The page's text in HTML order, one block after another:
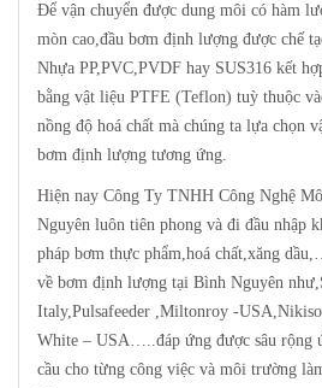
Để vận chuyển được dung môi có hàm
mòn cao,đầu bơm định lượng được chế
Nhựa PP,PVC,PVDF hay SUS316 kết
bằng vật liệu PTFE (Teflon) tuỳ thuộc
nồng độ hoá chất mà chúng ta lựa chọn
bơm định lượng tương ứng.
Hiện nay Công Ty TNHH Công Nghệ
Nguyên luôn tiên phong và đi đầu nhập
pháp bơm thực phẩm,hoá chất,xăng
về bơm định lượng tại Bình Nguyên
Italy,Pulsafeeder ,Miltonroy -
White – USA…..đáp ứng được sâu rộng
cầu cho từng công việc và môi trường